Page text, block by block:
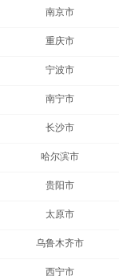
南京市
重庆市
宁波市
南宁市
长沙市
哈尔滨市
贵阳市
太原市
乌鲁木齐市
西宁市